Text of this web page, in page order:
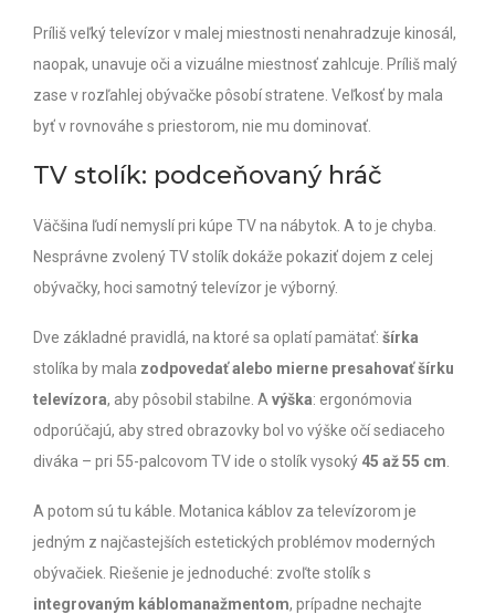
Príliš veľký televízor v malej miestnosti nenahradzuje kinosál,
naopak, unavuje oči a vizuálne miestnosť zahlcuje. Príliš malý
zase v rozľahlej obývačke pôsobí stratene. Veľkosť by mala
byť v rovnováhe s priestorom, nie mu dominovať.
TV stolík: podceňovaný hráč
Väčšina ľudí nemyslí pri kúpe TV na nábytok. A to je chyba.
Nesprávne zvolený TV stolík dokáže pokaziť dojem z celej
obývačky, hoci samotný televízor je výborný.
Dve základné pravidlá, na ktoré sa oplatí pamätať: šírka
stolíka by mala zodpovedať alebo mierne presahovať šírku
televízora, aby pôsobil stabilne. A výška: ergonómovia
odporúčajú, aby stred obrazovky bol vo výške očí sediaceho
diváka – pri 55-palcovom TV ide o stolík vysoký 45 až 55 cm
A potom sú tu káble. Motanica káblov za televízorom je
jedným z najčastejších estetických problémov moderných
obývačiek. Riešenie je jednoduché: zvoľte stolík s
integrovaným káblomanažmentom, prípadne nechajte